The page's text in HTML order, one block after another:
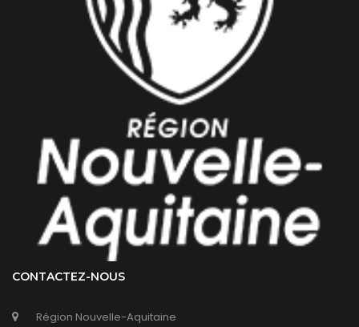
CONTACTEZ-NOUS
Région Nouvelle-Aquitaine